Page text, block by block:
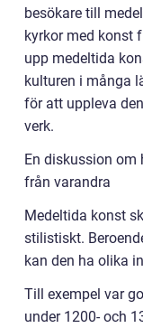
besökare till
kyrkor med konst
upp medeltida
kulturen i många
för att uppleva
verk.
En diskussion om
från varandra
Medeltida konst
stilistiskt.
kan den ha olika
Till exempel var
under 1200- och